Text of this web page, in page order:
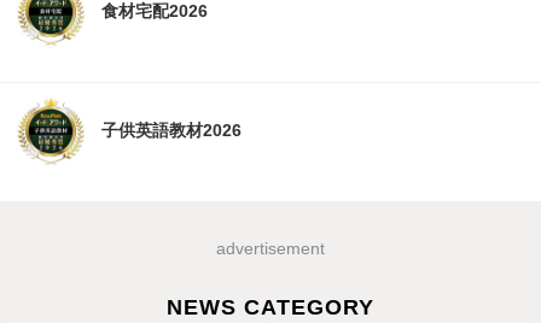
食材宅配2026
子供英語教材2026
advertisement
NEWS CATEGORY